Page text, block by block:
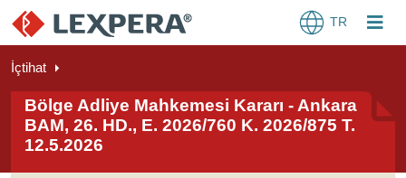
TR
İçtihat
Bölge Adliye Mahkemesi Kararı - Ankara
BAM, 26. HD., E. 2026/760 K. 2026/875 T.
12.5.2026